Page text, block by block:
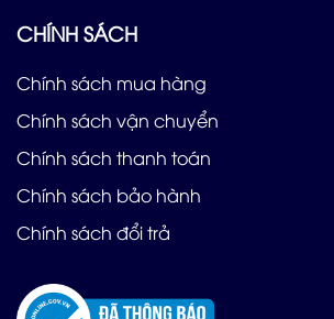
CHÍNH SÁCH
Chính sách mua hàng
Chính sách vận chuyển
Chính sách thanh toán
Chính sách bảo hành
Chính sách đổi trả